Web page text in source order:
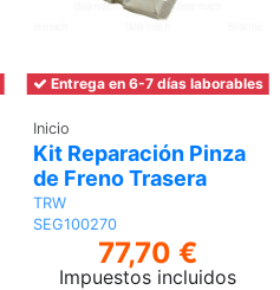
Entrega en 6-7 días laborables
Inicio
Kit Reparación Pinza
de Freno Trasera
TRW
SEG100270
77,70 €
Impuestos incluidos